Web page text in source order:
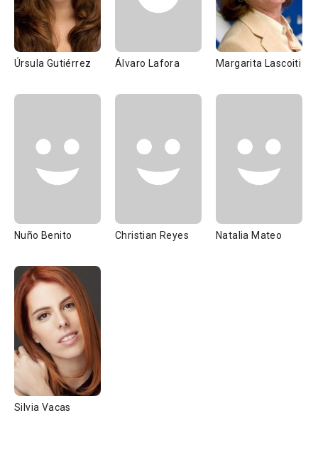
Úrsula Gutiérrez Álvaro Lafora Margarita Lascoiti
Nuño Benito Christian Reyes Natalia Mateo
Silvia Vacas